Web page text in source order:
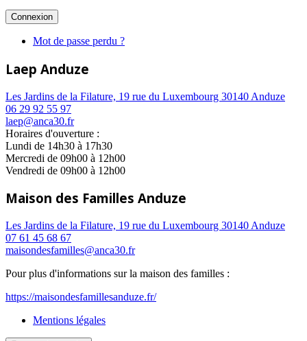
Mot de passe perdu ?
Laep Anduze
Les Jardins de la Filature, 19 rue du Luxembourg 30140 Anduze
06 29 92 55 97
laep@anca30.fr
Horaires d'ouverture :
Lundi de 14h30 à 17h30
Mercredi de 09h00 à 12h00
Vendredi de 09h00 à 12h00
Maison des Familles Anduze
Les Jardins de la Filature, 19 rue du Luxembourg 30140 Anduze
07 61 45 68 67
maisondesfamilles@anca30.fr
Pour plus d'informations sur la maison des familles :
https://maisondesfamillesanduze.fr/
Mentions légales